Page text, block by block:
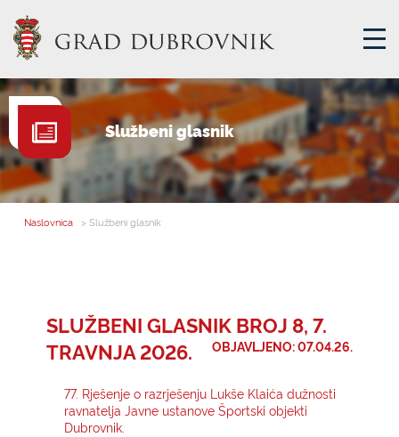
GRADSKA UPRAVA
GRADONAČELNIK
MJESNA SAMOUPRAVA
E-USLUGE
Službeni glasnik
Naslovnica > Službeni glasnik
SLUŽBENI GLASNIK BROJ 8, 7.
TRAVNJA 2026.
OBJAVLJENO: 07.04.26.
77. Rješenje o razrješenju Lukše Klaića dužnosti
ravnatelja Javne ustanove Športski objekti
Dubrovnik.